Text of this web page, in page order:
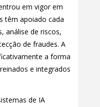
em vigor em
têm apoiado cada
análise de riscos,
de fraudes. A
a forma
e integrados
de IA